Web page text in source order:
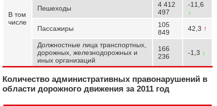
В том
числе
Пешеходы
4 412
497
-11,6
↓
Пассажиры
105
849
42,3 ↑
Должностные лица транспортных,
дорожных, железнодорожных и
иных организаций
166
236
-1,3 ↓
Количество административных правонарушений в
области дорожного движения за 2011 год